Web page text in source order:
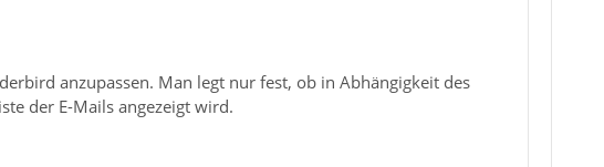
anzupassen. Man legt nur fest, ob in Abhängigkeit des
der E-Mails angezeigt wird.